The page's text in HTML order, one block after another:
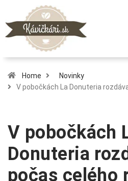
Home
Novinky
V pobočkách La Donuteria
V pobočkách
Donuteria
počas celého